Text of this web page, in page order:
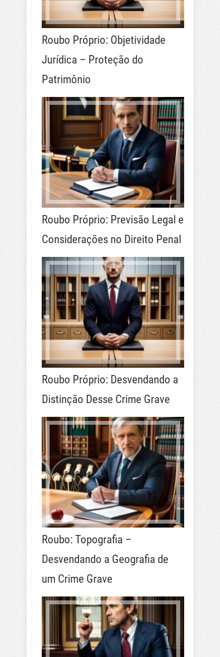
Roubo Próprio: Objetividade
Jurídica – Proteção do
Patrimônio
Roubo Próprio: Previsão Legal e
Considerações no Direito Penal
Roubo Próprio: Desvendando a
Distinção Desse Crime Grave
Roubo: Topografia –
Desvendando a Geografia de
um Crime Grave